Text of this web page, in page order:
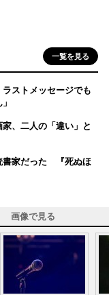
一覧を見る
ストメッセージでも
、二人の「違い」と
書家だった 『死ぬほ
画像で見る